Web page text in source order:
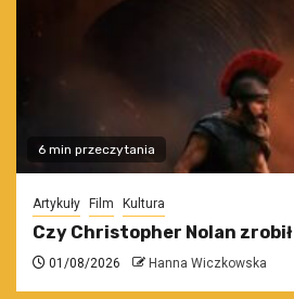
6 min przeczytania
Artykuły Film Kultura
Czy Christopher Nolan zrobił
01/08/2026 Hanna Wiczkowska